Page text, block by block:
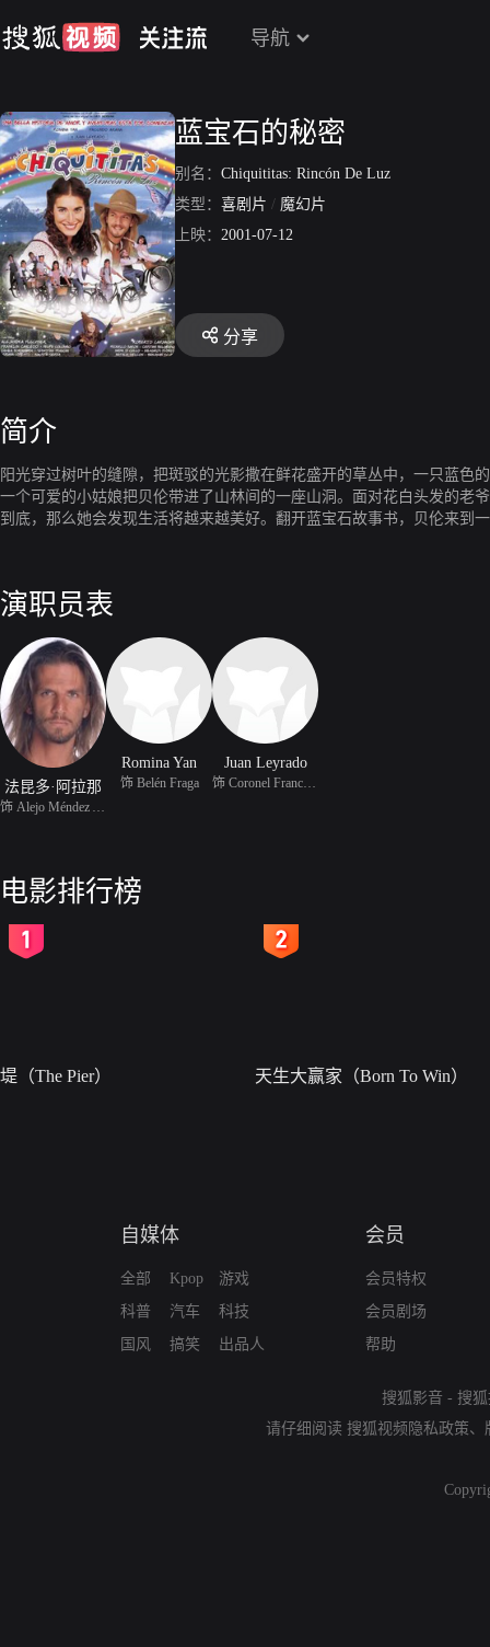
导航
蓝宝石的秘密
别名： Chiquititas: Rincón De Luz
类型： 喜剧片 / 魔幻片
上映： 2001-07-12
分享
简介
阳光穿过树叶的缝隙，把斑驳的光影撒在鲜花盛开的草丛中，一只蓝
一个可爱的小姑娘把贝伦带进了山林间的一座山洞。面对花白头发的老
到底，那么她会发现生活将越来越美好。翻开蓝宝石故事书，贝伦来到
人的秘密：在弗朗西斯科的库房里私藏着大量的炸药。原来，弗朗西
所象征的快乐时光。
演职员表
法昆多·阿拉那
Romina Yan
饰 Belén Fraga
Juan Leyrado
饰 Coronel Francisco Es
电影排行榜
堤（The Pier） 天生大赢家（Born To Win）
自媒体
全部
科普
国风
Kpop
汽车
搞笑
游戏
科技
出品人
会员
会员特权
会员剧场
帮助
搜狐影音 - 搜
请仔细阅读 搜狐视频隐私政策、